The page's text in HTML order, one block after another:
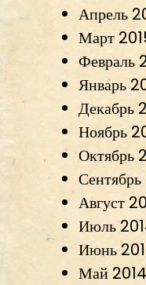
Апрель
Март
Февраль
Январь
Декабрь
Ноябрь
Октябрь
Август
Июль
Июнь
Май 2014